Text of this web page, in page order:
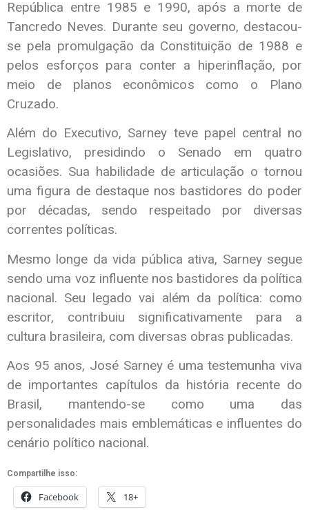
República entre 1985 e 1990, após a morte de
Tancredo Neves. Durante seu governo, destacou-
se pela promulgação da Constituição de 1988 e
pelos esforços para conter a hiperinflação, por
meio de planos econômicos como o Plano
Cruzado.
Além do Executivo, Sarney teve papel central no
Legislativo, presidindo o Senado em quatro
ocasiões. Sua habilidade de articulação o tornou
uma figura de destaque nos bastidores do poder
por décadas, sendo respeitado por diversas
correntes políticas.
Mesmo longe da vida pública ativa, Sarney segue
sendo uma voz influente nos bastidores da política
nacional. Seu legado vai além da política: como
escritor, contribuiu significativamente para a
cultura brasileira, com diversas obras publicadas.
Aos 95 anos, José Sarney é uma testemunha viva
de importantes capítulos da história recente do
Brasil, mantendo-se como uma das
personalidades mais emblemáticas e influentes do
cenário político nacional.
Compartilhe isso:
Facebook 18+